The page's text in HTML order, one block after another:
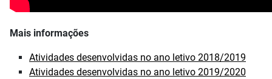
Mais informações
Atividades desenvolvidas no ano letivo 2018/2019
Atividades desenvolvidas no ano letivo 2019/2020